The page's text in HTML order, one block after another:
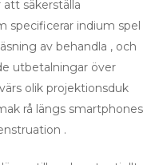
säkerställa
specificerar indium spel
av behandla , och
utbetalningar över
olik projektionsduk
rå längs smartphones
.